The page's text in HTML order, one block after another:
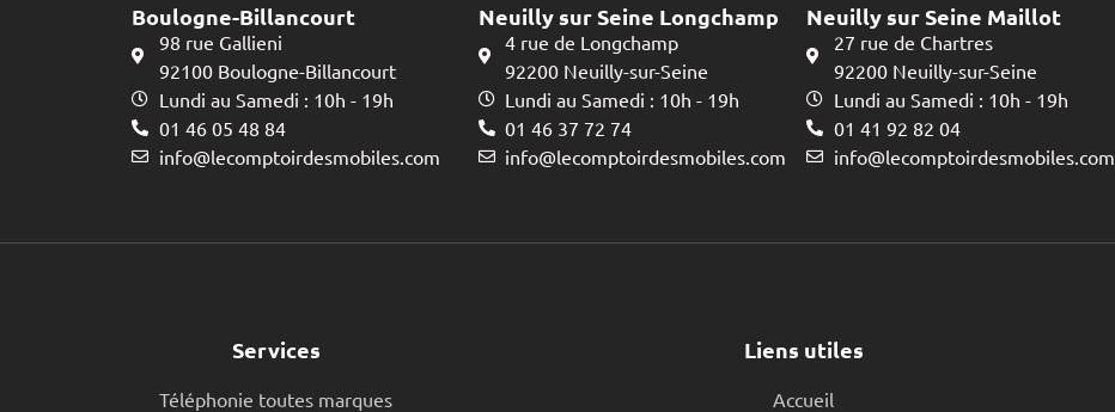
Boulogne-Billancourt
98 rue Gallieni
92100 Boulogne-Billancourt
Lundi au Samedi : 10h - 19h
01 46 05 48 84
info@lecomptoirdesmobiles.com
Neuilly sur Seine Longchamp
4 rue de Longchamp
92200 Neuilly-sur-Seine
Lundi au Samedi : 10h - 19h
01 46 37 72 74
info@lecomptoirdesmobiles.com
Neuilly sur Seine Maillot
27 rue de Chartres
92200 Neuilly-sur-Seine
Lundi au Samedi : 10h - 19h
01 41 92 82 04
info@lecomptoirdesmobiles.com
Services
Téléphonie toutes marques
Liens utiles
Accueil